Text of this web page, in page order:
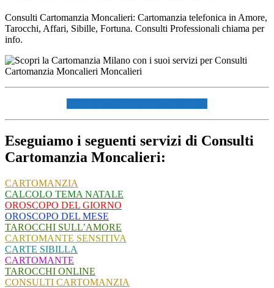
Consulti Cartomanzia Moncalieri: Cartomanzia telefonica in Amore,
Tarocchi, Affari, Sibille, Fortuna. Consulti Professionali chiama per
info.
Eseguiamo i seguenti servizi di Consulti
Cartomanzia Moncalieri:
CARTOMANZIA
CALCOLO TEMA NATALE
OROSCOPO DEL GIORNO
OROSCOPO DEL MESE
TAROCCHI SULL’AMORE
CARTOMANTE SENSITIVA
CARTE SIBILLA
CARTOMANTE
TAROCCHI ONLINE
CONSULTI CARTOMANZIA